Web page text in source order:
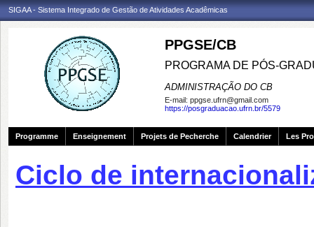
SIGAA - Sistema Integrado de Gestão de Atividades Acadêmicas
PPGSE/CB
PROGRAMA DE PÓS-
ADMINISTRAÇÃO DO CB
E-mail: ppgse.ufrn@gmail.com
https://posgraduacao.ufrn.br/5579
Programme Enseignement Projets de Pecherche Calendrier Les
Ciclo de